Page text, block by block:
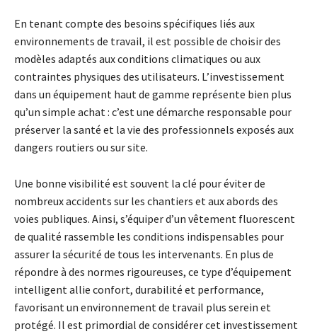
En tenant compte des besoins spécifiques liés aux
environnements de travail, il est possible de choisir des
modèles adaptés aux conditions climatiques ou aux
contraintes physiques des utilisateurs. L’investissement
dans un équipement haut de gamme représente bien plus
qu’un simple achat : c’est une démarche responsable pour
préserver la santé et la vie des professionnels exposés aux
dangers routiers ou sur site.
Une bonne visibilité est souvent la clé pour éviter de
nombreux accidents sur les chantiers et aux abords des
voies publiques. Ainsi, s’équiper d’un vêtement fluorescent
de qualité rassemble les conditions indispensables pour
assurer la sécurité de tous les intervenants. En plus de
répondre à des normes rigoureuses, ce type d’équipement
intelligent allie confort, durabilité et performance,
favorisant un environnement de travail plus serein et
protégé. Il est primordial de considérer cet investissement